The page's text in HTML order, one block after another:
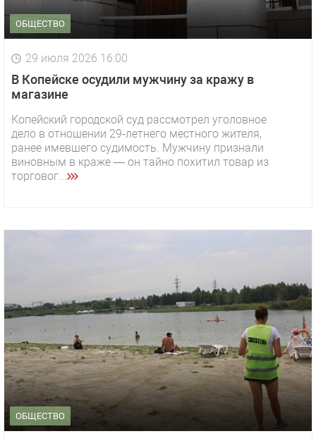
ОБЩЕСТВО
29 июля 2026 16:00
В Копейске осудили мужчину за кражу в
магазине
Копейский городской суд рассмотрел уголовное
дело в отношении 29‑летнего местного жителя,
ранее имевшего судимость. Мужчину признали
виновным в краже — он тайно похитил товар из
торговог...
ОБЩЕСТВО